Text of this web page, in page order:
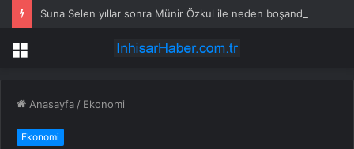
Menü
Anasayfa / Ekonomi
Ekonomi